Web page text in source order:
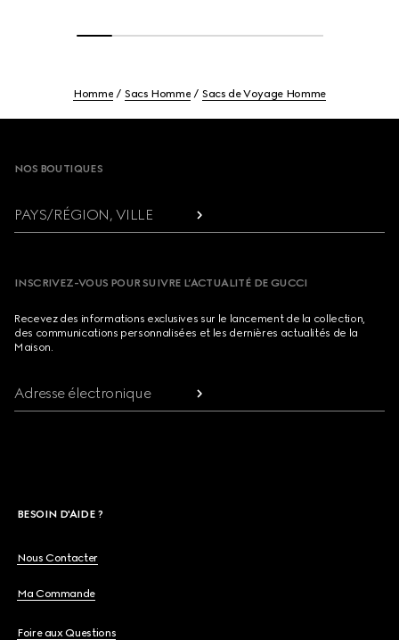
Homme Sacs Homme Sacs de Voyage Homme
NOS BOUTIQUES
PAYS/RÉGION, VILLE
INSCRIVEZ-VOUS POUR SUIVRE L’ACTUALITÉ DE GUCCI
Recevez des informations exclusives sur le lancement de la collection,
des communications personnalisées et les dernières actualités de la
Maison.
Adresse électronique
BESOIN D'AIDE ?
Nous Contacter
Ma Commande
Foire aux Questions